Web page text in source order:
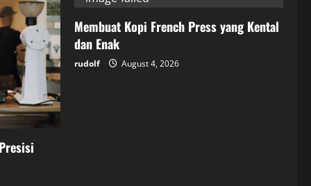
Membuat Kopi French Press yang Kental
dan Enak
rudolf August 4, 2026